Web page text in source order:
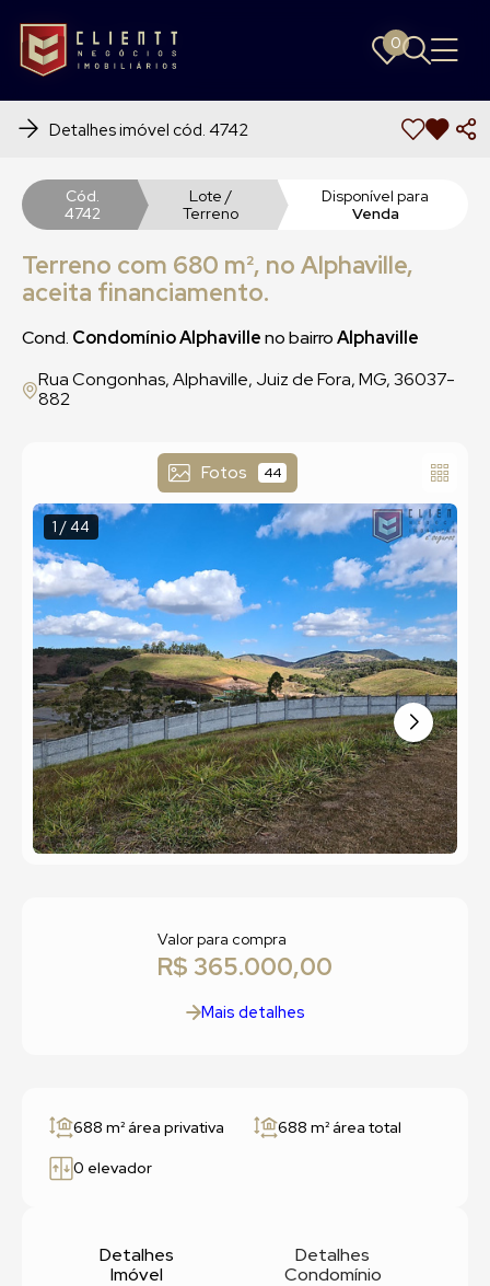
0
0
Detalhes imóvel cód. 4742
Cód.
4742
Lote /
Terreno
Disponível para
Venda
Terreno com 680 m², no Alphaville,
aceita financiamento.
Cond. Condomínio Alphavilleno bairroAlphaville
Rua Congonhas, Alphaville, Juiz de Fora, MG, 36037-
882
Fotos 44
1 / 44
Valor para compra
R$ 365.000,00
Mais detalhes
688 m²área privativa 688 m²área total
0 elevador
Detalhes
Imóvel
Detalhes
Condomínio